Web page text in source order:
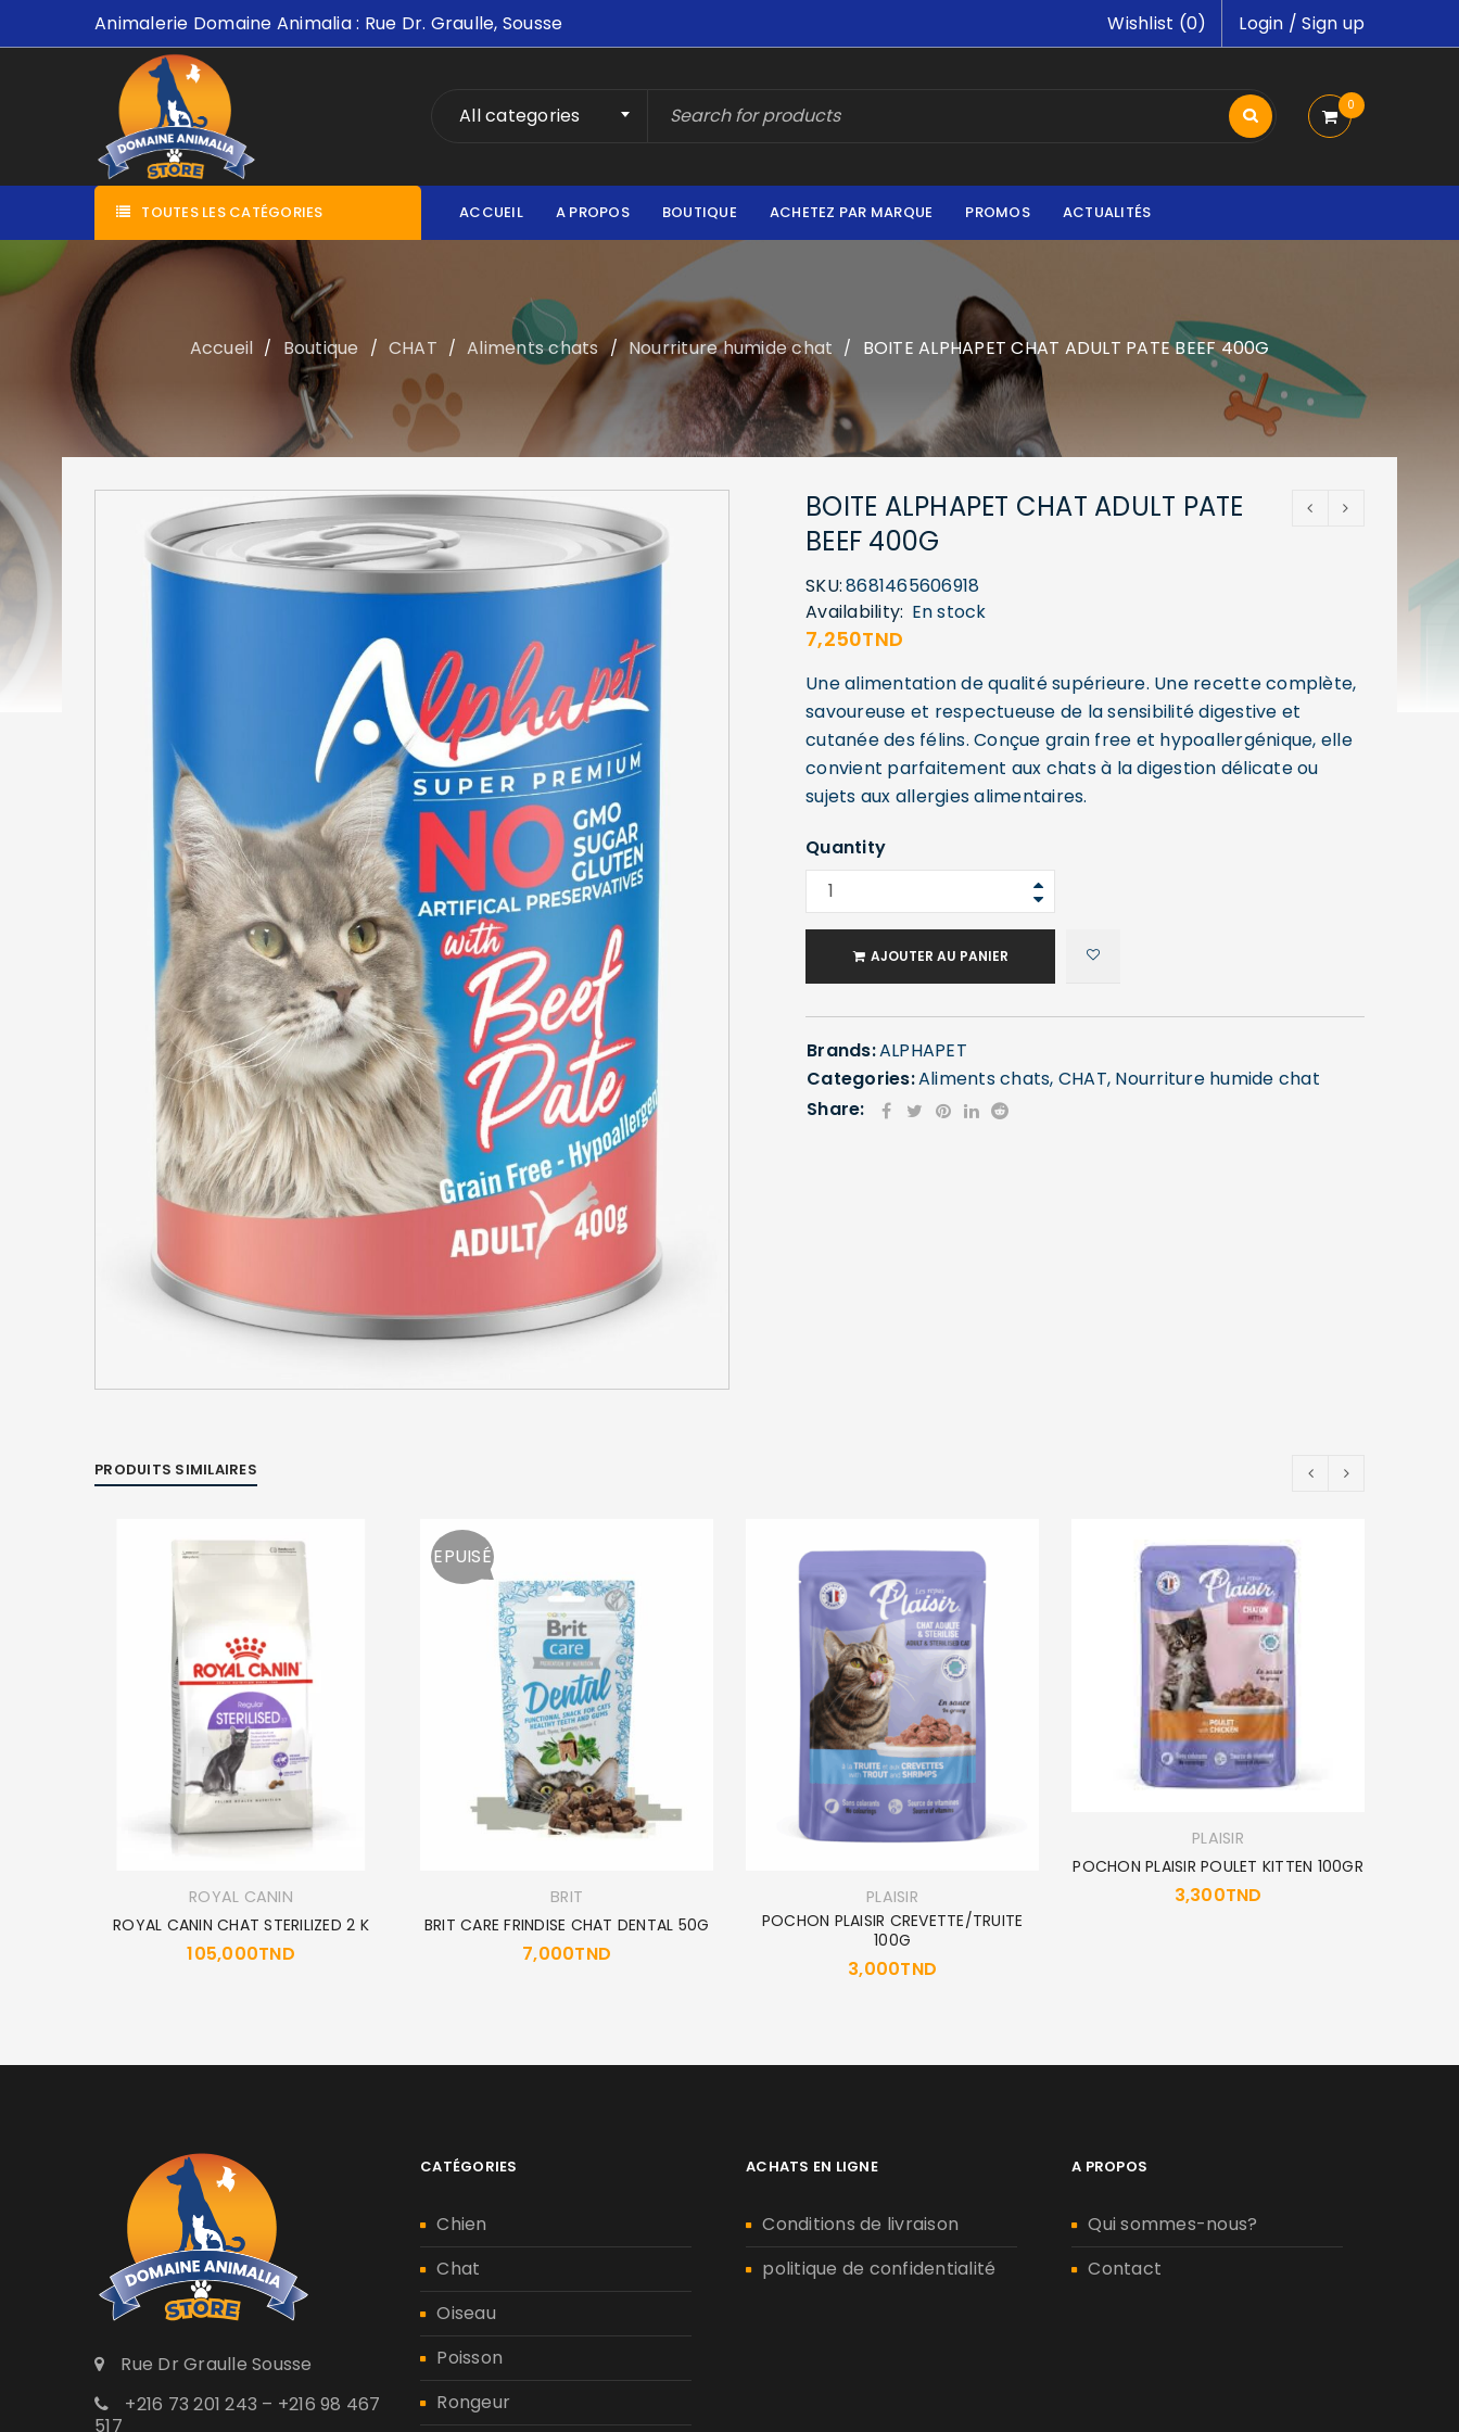
SE CONNECTER
Identifiant ou e-mail
Mot de passe*
MOT DE PASSE PERDU ?
Animalerie Domaine Animalia : Rue Dr. Graulle, Sousse Login /Sign up
Wishlist (0)
All categories 0
TOUTES LES CATÉGORIES ACCUEIL A PROPOS BOUTIQUE ACHETEZ PAR MARQUE PROMOS ACTUALITÉS
Accueil / Boutique / CHAT / Aliments chats / Nourriture humide chat / BOITE ALPHAPET CHAT ADULT PATE BEEF 400G
BOITE ALPHAPET CHAT ADULT PATE
BEEF 400G
SKU:8681465606918
Availability: En stock
7,250TND
Une alimentation de qualité supérieure. Une recette complète,
savoureuse et respectueuse de la sensibilité digestive et
cutanée des félins. Conçue grain free et hypoallergénique, elle
convient parfaitement aux chats à la digestion délicate ou
sujets aux allergies alimentaires.
Quantity
AJOUTER AU PANIER
Brands:ALPHAPET
Categories:Aliments chats, CHAT, Nourriture humide chat
Share:
PRODUITS SIMILAIRES
ROYAL CANIN
ROYAL CANIN CHAT STERILIZED 2 K
105,000TND
EPUISÉ
BRIT
BRIT CARE FRINDISE CHAT DENTAL 50G
7,000TND
PLAISIR
POCHON PLAISIR CREVETTE/TRUITE
100G
3,000TND
PLAISIR
POCHON PLAISIR POULET KITTEN 100GR
3,300TND
Rue Dr Graulle Sousse
+216 73 201 243 – +216 98 467
517
CATÉGORIES
Chien
Chat
Oiseau
Poisson
Rongeur
ACHATS EN LIGNE
Conditions de livraison
politique de confidentialité
A PROPOS
Qui sommes-nous?
Contact